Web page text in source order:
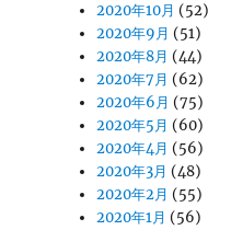
2020年10月 (52)
2020年9月 (51)
2020年8月 (44)
2020年7月 (62)
2020年6月 (75)
2020年5月 (60)
2020年4月 (56)
2020年3月 (48)
2020年2月 (55)
2020年1月 (56)